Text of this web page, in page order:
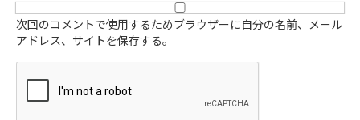
次回のコメントで使用するためブラウザーに自分の名前、メール
アドレス、サイトを保存する。